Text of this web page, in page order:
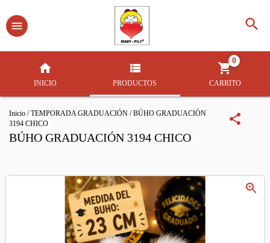
INICIO PRODUCTOS CARRITO
0
Inicio / TEMPORADA GRADUACIÓN / BÚHO GRADUACIÓN
3194 CHICO
BÚHO GRADUACIÓN 3194 CHICO